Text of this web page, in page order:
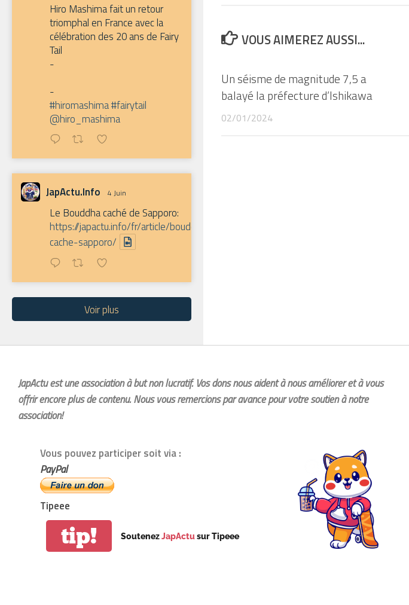
VOUS AIMEREZ AUSSI...
Un séisme de magnitude 7,5 a
balayé la préfecture d’Ishikawa
02/01/2024
Hiro Mashima fait un retour
triomphal en France avec la
célébration des 20 ans de Fairy
Tail
-
-
#hiromashima#fairytail
@hiro_mashima
JapActu.Info 4 Juin
Le Bouddha caché de Sapporo:
https://japactu.info/fr/article/bouddha-
cache-sapporo/
Voir plus
JapActu est une association à but non lucratif. Vos dons nous aident à nous améliorer et à vous
offrir encore plus de contenu. Nous vous remercions par avance pour votre soutien à notre
association!
Vous pouvez participer soit via :
PayPal
Tipeee
tip! SoutenezJapActusur Tipeee